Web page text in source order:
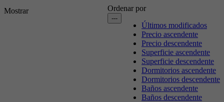
Ordenar por
---
Últimos modificados
Precio ascendente
Precio descendente
Superficie ascendente
Superficie descendente
Dormitorios ascendente
Dormitorios descendente
Baños ascendente
Baños descendente
Mostrar